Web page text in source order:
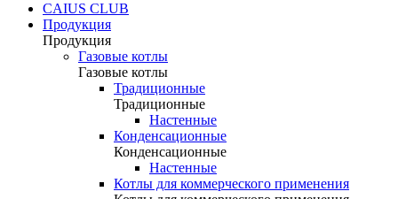
CAIUS CLUB
Продукция
Продукция
Газовые котлы
Газовые котлы
Традиционные
Традиционные
Настенные
Конденсационные
Конденсационные
Настенные
Котлы для коммерческого применения